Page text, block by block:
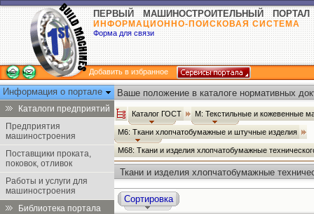
ПЕРВЫЙ МАШИНОСТРОИТЕЛЬНЫЙ ПОРТАЛ
ИНФОРМАЦИОННО-ПОИСКОВАЯ СИСТЕМА
Форма для связи
Добавить в избранное
Информация о портале
Каталоги предприятий
Предприятия
машиностроения
Поставщики проката,
поковок, отливок
Работы и услуги для
машиностроения
Библиотека портала
Ваше положение в каталоге нормативных
Каталог ГОСТ М: Текстильные и кожевенные
М6: Ткани хлопчатобумажные и штучные изделия
М68: Ткани и изделия хлопчатобумажные
Ткани и изделия хлопчатобумажные
Сортировка